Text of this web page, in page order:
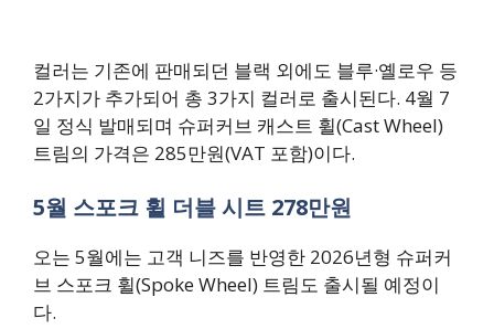
컬러는 기존에 판매되던 블랙 외에도 블루·옐로우 등
2가지가 추가되어 총 3가지 컬러로 출시된다. 4월 7
일 정식 발매되며 슈퍼커브 캐스트 휠(Cast Wheel)
트림의 가격은 285만원(VAT 포함)이다.
5월 스포크 휠 더블 시트 278만원
오는 5월에는 고객 니즈를 반영한 2026년형 슈퍼커
브 스포크 휠(Spoke Wheel) 트림도 출시될 예정이
다.